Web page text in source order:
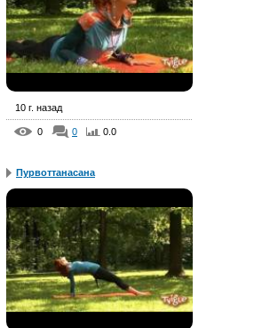
10 г. назад
0 0 0.0
Пурвоттанасана